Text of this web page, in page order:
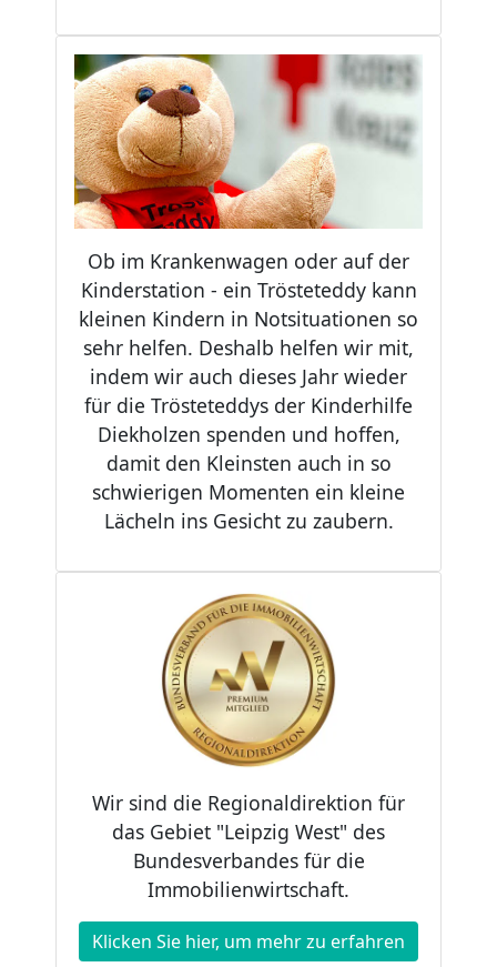
Ob im Krankenwagen oder auf der
Kinderstation - ein Trösteteddy kann
kleinen Kindern in Notsituationen so
sehr helfen. Deshalb helfen wir mit,
indem wir auch dieses Jahr wieder
für die Trösteteddys der Kinderhilfe
Diekholzen spenden und hoffen,
damit den Kleinsten auch in so
schwierigen Momenten ein kleine
Lächeln ins Gesicht zu zaubern.
Wir sind die Regionaldirektion für
das Gebiet "Leipzig West" des
Bundesverbandes für die
Immobilienwirtschaft.
Klicken Sie hier, um mehr zu erfahren